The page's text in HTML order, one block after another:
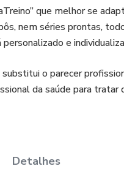
que melhor se
nem séries prontas,
e
o parecer
da saúde para tratar
Detalhes